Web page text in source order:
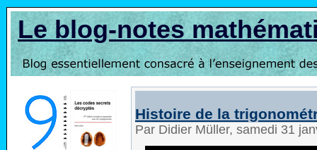
Le blog-notes
Histoire de la
Par Didier Müller, samedi 31